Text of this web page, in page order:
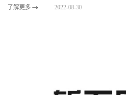
了解更多 2022-08-30